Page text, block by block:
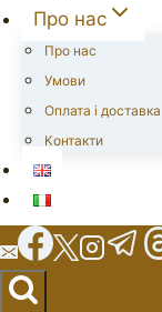
Про нас
Про нас
Умови
Оплата і доставка
Контакти